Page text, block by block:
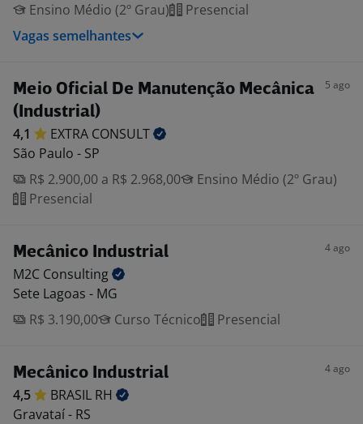
Ensino Médio (2º Grau)
Presencial
Vagas semelhantes
Meio Oficial De Manutenção Mecânica
(Industrial)
5 ago
4,1 EXTRA CONSULT
São Paulo - SP
R$ 2.900,00 a R$ 2.968,00
Ensino Médio (2º Grau)
Presencial
Mecânico Industrial 4 ago
M2C Consulting
Sete Lagoas - MG
R$ 3.190,00
Curso Técnico Presencial
Mecânico Industrial 4 ago
4,5 BRASIL RH
Gravataí - RS